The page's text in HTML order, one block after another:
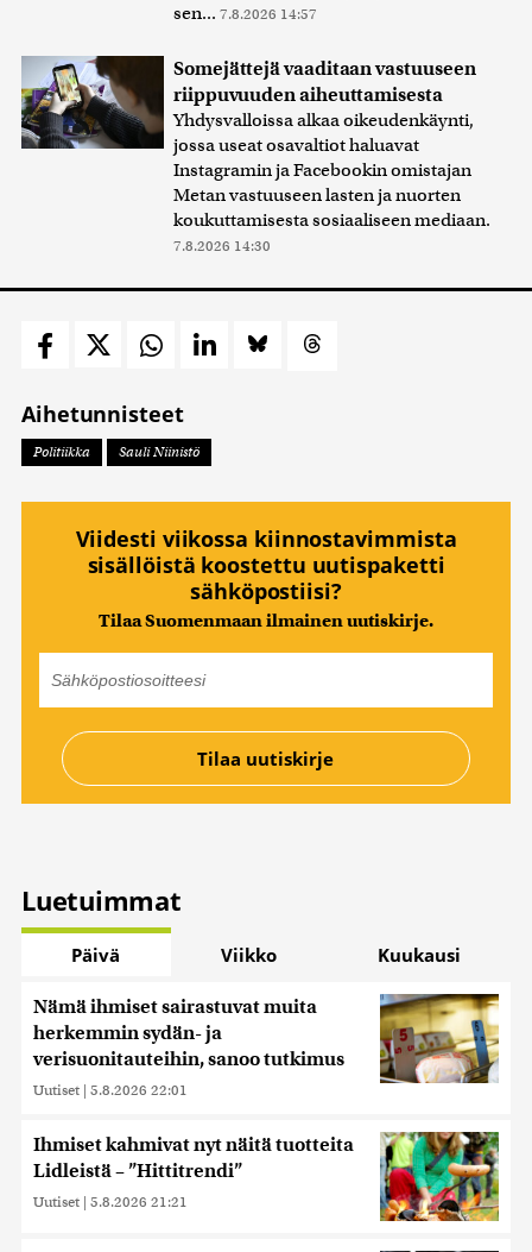
sen... 7.8.2026 14:57
Somejättejä vaaditaan vastuuseen
riippuvuuden aiheuttamisesta
Yhdysvalloissa alkaa oikeudenkäynti,
jossa useat osavaltiot haluavat
Instagramin ja Facebookin omistajan
Metan vastuuseen lasten ja nuorten
koukuttamisesta sosiaaliseen mediaan.
7.8.2026 14:30
Aihetunnisteet
Politiikka Sauli Niinistö
Viidesti viikossa kiinnostavimmista
sisällöistä koostettu uutispaketti
sähköpostiisi?
Tilaa Suomenmaan ilmainen uutiskirje.
Luetuimmat
Päivä Viikko Kuukausi
Nämä ihmiset sairastuvat muita
herkemmin sydän- ja
verisuonitauteihin, sanoo tutkimus
Uutiset | 5.8.2026 22:01
Ihmiset kahmivat nyt näitä tuotteita
Lidleistä – ”Hittitrendi”
Uutiset | 5.8.2026 21:21